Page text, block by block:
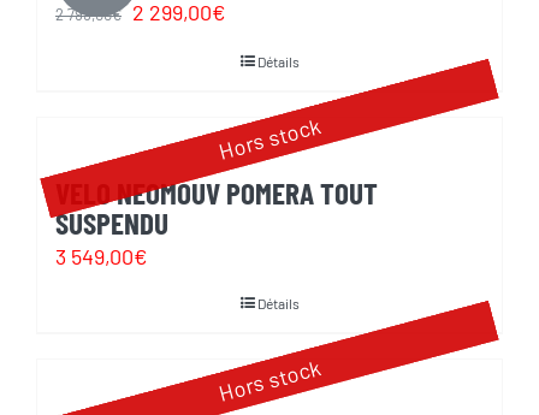
2 799,00€
Le
2
799,00€.
2 299,00€Le
est :
2
299,00€.
Détails
Hors stock
VELO NEOMOUV POMERA TOUT
SUSPENDU
3 549,00€
Détails
Hors stock